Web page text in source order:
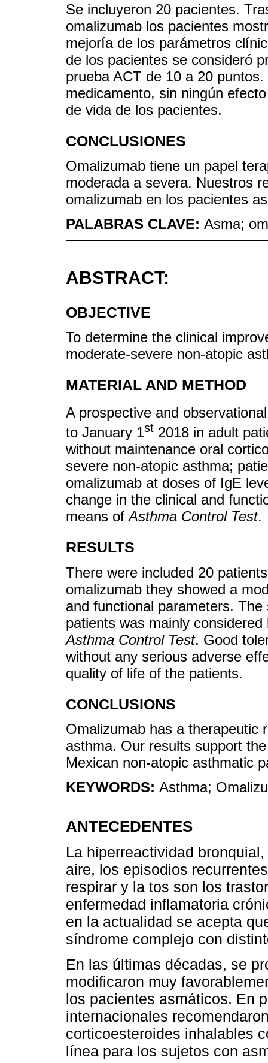
Se incluyeron 20 pacientes.
omalizumab los pacientes
mejoría de los parámetros
de los pacientes se consideró
prueba ACT de 10 a 20
medicamento, sin ningún
de vida de los pacientes.
CONCLUSIONES
Omalizumab tiene un papel
moderada a severa. Nuestros
omalizumab en los pacientes
PALABRAS CLAVE: Asma;
ABSTRACT:
OBJECTIVE
To determine the clinical
moderate-severe non-atopic
MATERIAL AND METHOD
A prospective and
to January 1st 2018 in adult
without maintenance oral
severe non-atopic asthma;
omalizumab at doses of IgE
change in the clinical and
means ofAsthma Control Test.
RESULTS
There were included 20
omalizumab they showed a
and functional parameters.
patients was mainly
Asthma Control Test. Good
without any serious adverse
quality of life of the patients.
CONCLUSIONS
Omalizumab has a therapeutic
asthma. Our results support
Mexican non-atopic asthmatic
KEYWORDS: Asthma;
ANTECEDENTES
La hiperreactividad
aire, los episodios
respirar y la tos son los
enfermedad inflamatoria
en la actualidad se acepta
síndrome complejo con
En las últimas décadas, se
modificaron muy
los pacientes asmáticos. En
internacionales
corticoesteroides inhalables
línea para los sujetos con